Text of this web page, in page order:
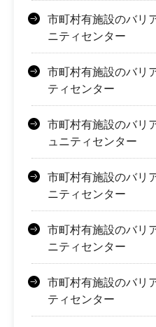
市町村有施設のバリ
ニティセンター
市町村有施設のバリ
ティセンター
市町村有施設のバリ
ュニティセンター
市町村有施設のバリ
ニティセンター
市町村有施設のバリ
ニティセンター
市町村有施設のバリ
ティセンター